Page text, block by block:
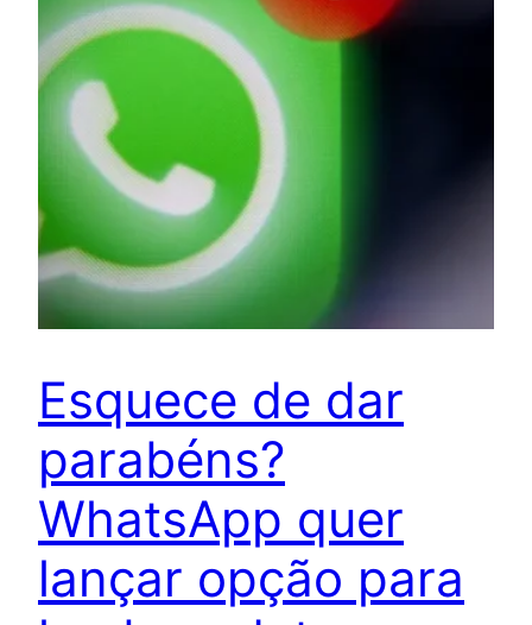
Esquece de dar
parabéns?
WhatsApp quer
lançar opção para